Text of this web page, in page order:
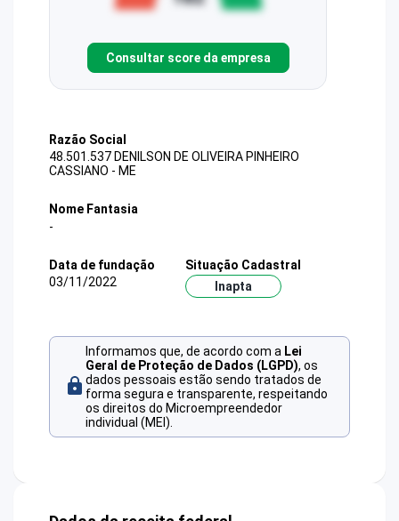
Consultar score da empresa
Razão Social
48.501.537 DENILSON DE OLIVEIRA PINHEIRO
CASSIANO - ME
Nome Fantasia
-
Data de fundação
03/11/2022
Situação Cadastral
Inapta
Informamos que, de acordo com a Lei
Geral de Proteção de Dados (LGPD), os
dados pessoais estão sendo tratados de
forma segura e transparente, respeitando
os direitos do Microempreendedor
individual (MEI).